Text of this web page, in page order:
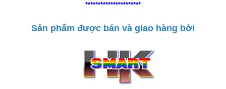
**********************
Sản phẩm được bán và giao hàng bởi